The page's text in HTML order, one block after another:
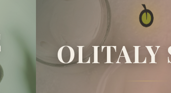
OLITALY